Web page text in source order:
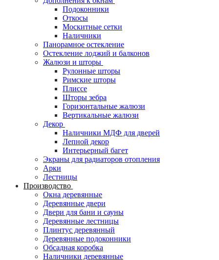
Подоконники
Откосы
Москитные сетки
Наличники
Панорамное остекление
Остекление лоджий и балконов
Жалюзи и шторы
Рулонные шторы
Римские шторы
Плиссе
Шторы зебра
Горизонтальные жалюзи
Вертикальные жалюзи
Декор
Наличники МДФ для дверей
Лепной декор
Интерьерный багет
Экраны для радиаторов отопления
Арки
Лестницы
Производство
Окна деревянные
Деревянные двери
Двери для бани и сауны
Деревянные лестницы
Плинтус деревянный
Деревянные подоконники
Обсадная коробка
Наличники деревянные